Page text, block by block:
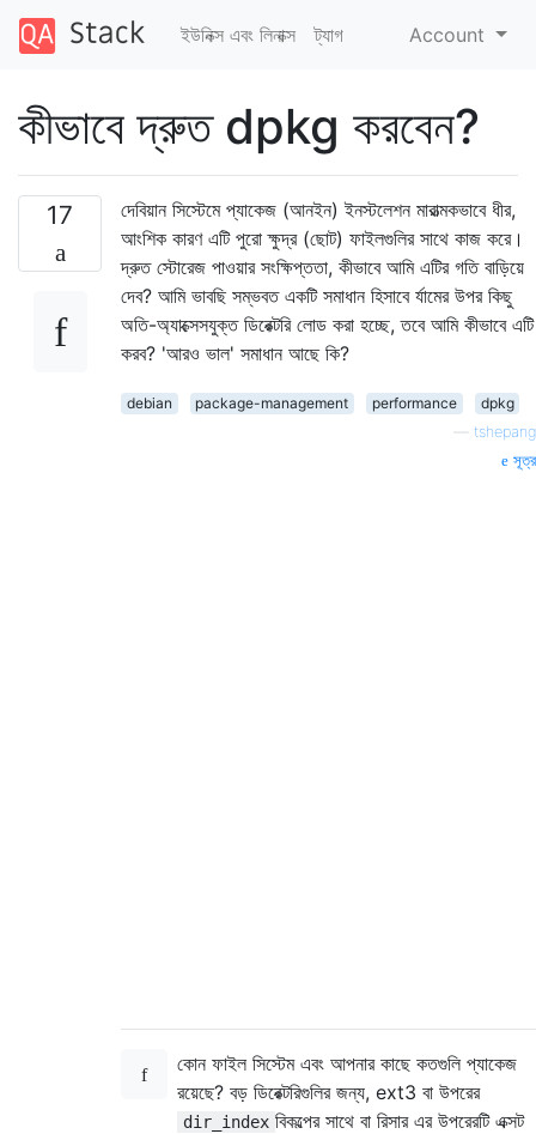
ইউনিক্স এবং লিনাক্স ট্যাগ Account
কীভাবে দ্রুত dpkg করবেন?
17
দেবিয়ান সিস্টেমে প্যাকেজ (আনইন) ইনস্টলেশন মারাত্মকভাবে ধীর,
আংশিক কারণ এটি পুরো ক্ষুদ্র (ছোট) ফাইলগুলির সাথে কাজ করে।
দ্রুত স্টোরেজ পাওয়ার সংক্ষিপ্ততা, কীভাবে আমি এটির গতি বাড়িয়ে
দেব? আমি ভাবছি সম্ভবত একটি সমাধান হিসাবে র্যামের উপর কিছু
অতি-অ্যাক্সেসযুক্ত ডিরেক্টরি লোড করা হচ্ছে, তবে আমি কীভাবে এটি
করব? 'আরও ভাল' সমাধান আছে কি?
debian package-management performance
dpkg
tshepang
সূত্র
কোন ফাইল সিস্টেম এবং আপনার কাছে কতগুলি প্যাকেজ
রয়েছে? বড় ডিরেক্টরিগুলির জন্য, ext3 বা উপরের
dir_index বিকল্পের সাথে বা রিসার এর উপরেরটি এক্সট